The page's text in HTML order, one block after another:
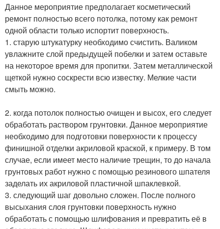
Данное мероприятие предполагает косметический
ремонт полностью всего потолка, потому как ремонт
одной области только испортит поверхность.
1. старую штукатурку необходимо счистить. Валиком
увлажните слой предыдущей побелки и затем оставьте
на некоторое время для пропитки. Затем металлической
щеткой нужно соскрести всю известку. Мелкие части
смыть можно.
2. когда потолок полностью очищен и высох, его следует
обработать раствором грунтовки. Данное мероприятие
необходимо для подготовки поверхности к процессу
финишной отделки акриловой краской, к примеру. В том
случае, если имеет место наличие трещин, то до начала
грунтовых работ нужно с помощью резинового шпателя
заделать их акриловой пластичной шпаклевкой.
3. следующий шаг довольно сложен. После полного
высыхания слоя грунтовки поверхность нужно
обработать с помощью шлифования и превратить её в